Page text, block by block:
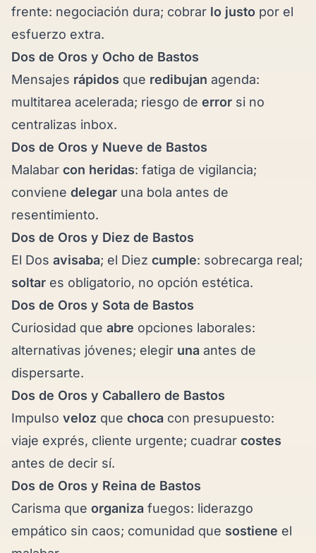
frente: negociación dura; cobrar lo justo por el
esfuerzo extra.
Dos de Oros y Ocho de Bastos
Mensajes rápidos que redibujan agenda:
multitarea acelerada; riesgo de error si no
centralizas inbox.
Dos de Oros y Nueve de Bastos
Malabar con heridas: fatiga de vigilancia;
conviene delegar una bola antes de
resentimiento.
Dos de Oros y Diez de Bastos
El Dos avisaba; el Diez cumple: sobrecarga real;
soltar es obligatorio, no opción estética.
Dos de Oros y Sota de Bastos
Curiosidad que abre opciones laborales:
alternativas jóvenes; elegir una antes de
dispersarte.
Dos de Oros y Caballero de Bastos
Impulso veloz que choca con presupuesto:
viaje exprés, cliente urgente; cuadrar costes
antes de decir sí.
Dos de Oros y Reina de Bastos
Carisma que organiza fuegos: liderazgo
empático sin caos; comunidad que sostiene el